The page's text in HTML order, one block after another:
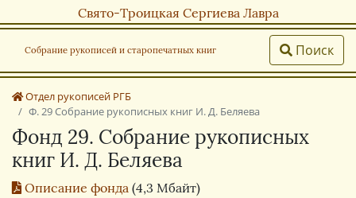
Свято-Троицкая Сергиева Лавра
Собрание рукописей и старопечатных книг Поиск
Отдел рукописей РГБ
Ф. 29 Собрание рукописных книг И. Д. Беляева
Фонд 29. Собрание рукописных
книг И. Д. Беляева
Описание фонда (4,3 Мбайт)